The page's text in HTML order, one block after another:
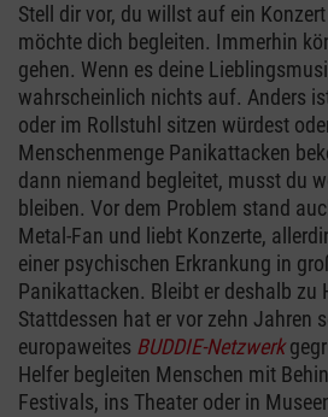
Stell dir vor, du willst auf ein
möchte dich begleiten. Immerhin
gehen. Wenn es deine
wahrscheinlich nichts auf. Anders
oder im Rollstuhl sitzen würdest
Menschenmenge Panikattacken
dann niemand begleitet, musst du
bleiben. Vor dem Problem stand
Metal-Fan und liebt Konzerte,
einer psychischen Erkrankung in
Panikattacken. Bleibt er deshalb zu
Stattdessen hat er vor zehn Jahren
europaweites BUDDIE-Netzwerk
Helfer begleiten Menschen mit
Festivals, ins Theater oder in